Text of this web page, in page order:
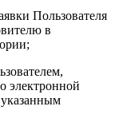
Пользователя
в
электронной